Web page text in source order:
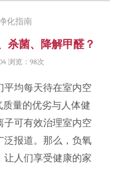
化指南
杀菌、降解甲醛？
浏览： 98次
平均每天待在室内空
量的优劣与人体健
子可有效治理室内空
泛报道。那么，负氧
让人们享受健康的家